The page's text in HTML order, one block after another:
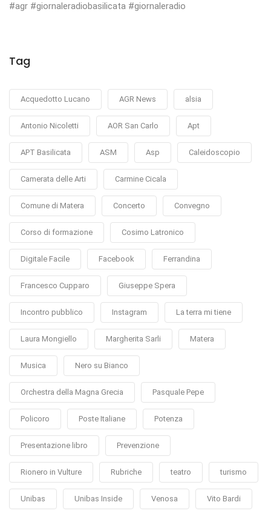
#agr #giornaleradiobasilicata #giornaleradio
Tag
Acquedotto Lucano AGR News alsia
Antonio Nicoletti AOR San Carlo Apt
APT Basilicata ASM Asp Caleidoscopio
Camerata delle Arti Carmine Cicala
Comune di Matera Concerto Convegno
Corso di formazione Cosimo Latronico
Digitale Facile Facebook Ferrandina
Francesco Cupparo Giuseppe Spera
Incontro pubblico Instagram La terra mi tiene
Laura Mongiello Margherita Sarli Matera
Musica Nero su Bianco
Orchestra della Magna Grecia Pasquale Pepe
Policoro Poste Italiane Potenza
Presentazione libro Prevenzione
Rionero in Vulture Rubriche teatro turismo
Unibas Unibas Inside Venosa Vito Bardi